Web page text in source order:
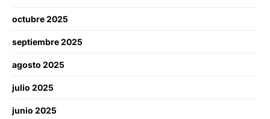
octubre 2025
septiembre 2025
agosto 2025
julio 2025
junio 2025